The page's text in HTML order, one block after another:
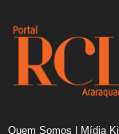
Quem Somos | Mídia